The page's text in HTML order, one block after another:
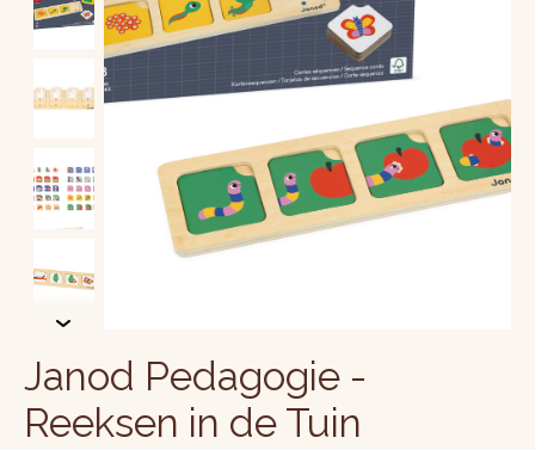
Janod Pedagogie -
Reeksen in de Tuin